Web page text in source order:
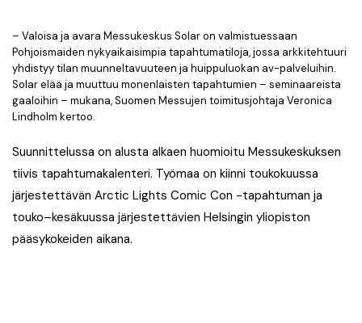
– Valoisa ja avara Messukeskus Solar on valmistuessaan
Pohjoismaiden nykyaikaisimpia tapahtumatiloja, jossa arkkitehtuuri
yhdistyy tilan muunneltavuuteen ja huippuluokan av-palveluihin.
Solar elää ja muuttuu monenlaisten tapahtumien – seminaareista
gaaloihin – mukana, Suomen Messujen toimitusjohtaja Veronica
Lindholm kertoo.
Suunnittelussa on alusta alkaen huomioitu Messukeskuksen
tiivis tapahtumakalenteri. Työmaa on kiinni toukokuussa
järjestettävän Arctic Lights Comic Con -tapahtuman ja
touko–kesäkuussa järjestettävien Helsingin yliopiston
pääsykokeiden aikana.